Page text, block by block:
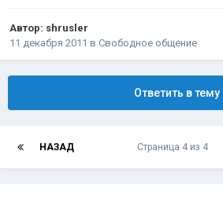
Автор: shrusler
11 декабря 2011 в Свободное общение
Ответить в тему
НАЗАД Страница 4 из 4